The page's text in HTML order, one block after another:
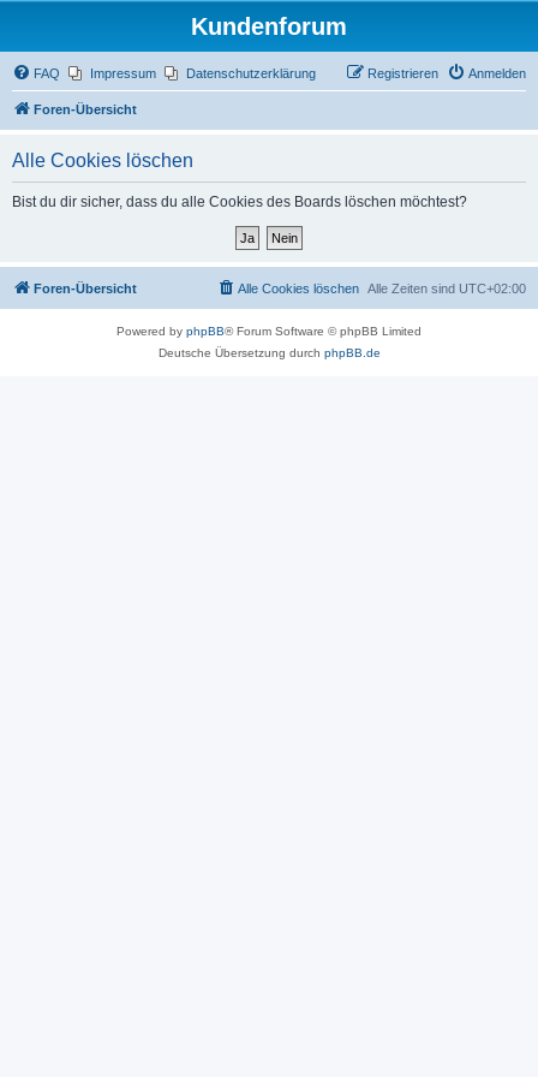
Kundenforum
FAQ Impressum Datenschutzerklärung Anmelden
Registrieren
Foren-Übersicht
Alle Cookies löschen
Bist du dir sicher, dass du alle Cookies des Boards löschen möchtest?
Foren-Übersicht Alle Zeiten sind UTC+02:00
Alle Cookies löschen
Powered by phpBB® Forum Software © phpBB Limited
Deutsche Übersetzung durch phpBB.de